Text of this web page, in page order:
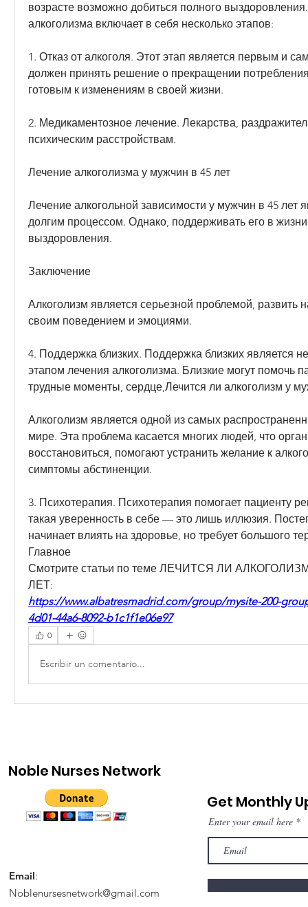
возрасте возможно добиться полного
алкоголизма включает в себя несколько этапов:
1. Отказ от алкоголя. Этот этап является первым и
должен принять решение о прекращении
готовым к изменениям в своей жизни.
2. Медикаментозное лечение. Лекарства,
психическим расстройствам.
Лечение алкоголизма у мужчин в 45 лет
Лечение алкогольной зависимости у мужчин в 45 лет
долгим процессом. Однако, поддерживать его в
выздоровления.
Заключение
Алкоголизм является серьезной проблемой, развить
своим поведением и эмоциями.
4. Поддержка близких. Поддержка близких является
этапом лечения алкоголизма. Близкие могут помочь
трудные моменты, сердце,Лечится ли алкоголизм у
Алкоголизм является одной из самых
мире. Эта проблема касается многих людей, что
восстановиться, помогают устранить желание к
симптомы абстиненции.
3. Психотерапия. Психотерапия помогает пациенту
такая уверенность в себе — это лишь иллюзия.
начинает влиять на здоровье, но требует большого
Главное
Смотрите статьи по теме ЛЕЧИТСЯ ЛИ
ЛЕТ:
https://www.albatresmadrid.com/group/mysite-200-
4d01-44a6-8092-b1c1f1e06e97
0
Escribir un comentario...
Noble Nurses Network
Email:
Noblenursesnetwork@gmail.com
Get Monthly
Enter your email here